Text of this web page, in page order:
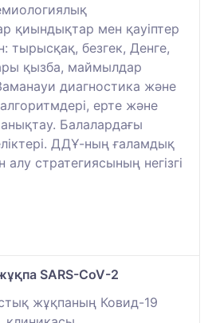
қиындықтар мен қауіптер
тырысқақ, безгек, Денге,
қызба, маймылдар
диагностика және
ерте және
Балалардағы
ДДҰ-ның ғаламдық
стратегиясының негізгі
SARS-CoV-2
жұқпаның Ковид-19